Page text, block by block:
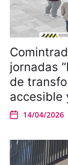
jornadas
de
accesible
14/04/2026